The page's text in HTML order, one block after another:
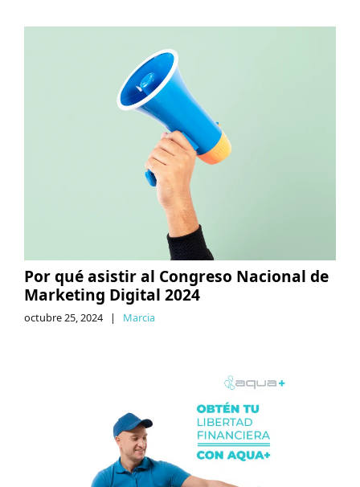
Por qué asistir al Congreso Nacional de
Marketing Digital 2024
octubre 25, 2024 | Marcia